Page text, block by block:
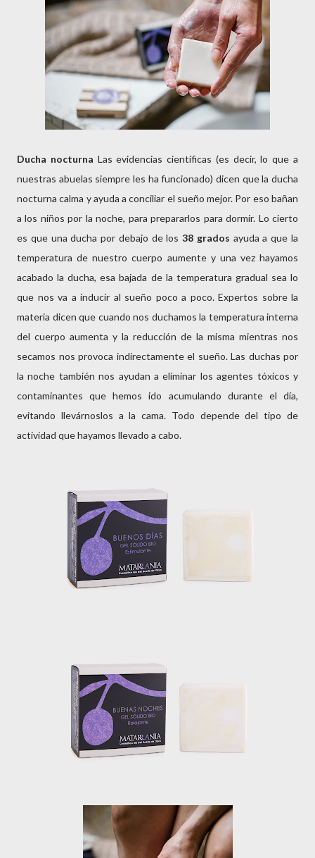
Ducha nocturna Las evidencias científicas (es decir, lo que a
nuestras abuelas siempre les ha funcionado) dicen que la ducha
nocturna calma y ayuda a conciliar el sueño mejor. Por eso bañan
a los niños por la noche, para prepararlos para dormir. Lo cierto
es que una ducha por debajo de los38 grados ayuda a que la
temperatura de nuestro cuerpo aumente y una vez hayamos
acabado la ducha, esa bajada de la temperatura gradual sea lo
que nos va a inducir al sueño poco a poco. Expertos sobre la
materia dicen que cuando nos duchamos la temperatura interna
del cuerpo aumenta y la reducción de la misma mientras nos
secamos nos provoca indirectamente el sueño. Las duchas por
la noche también nos ayudan a eliminar los agentes tóxicos y
contaminantes que hemos ido acumulando durante el día,
evitando llevárnoslos a la cama. Todo depende del tipo de
actividad que hayamos llevado a cabo.